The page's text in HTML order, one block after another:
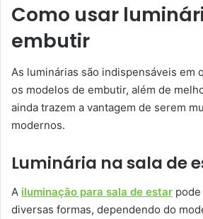
Como usar
embutir
As luminárias são indispensáveis em
os modelos de embutir, além de
ainda trazem a vantagem de serem
modernos.
Luminária na sala de
A iluminação para sala de estar
diversas formas, dependendo do